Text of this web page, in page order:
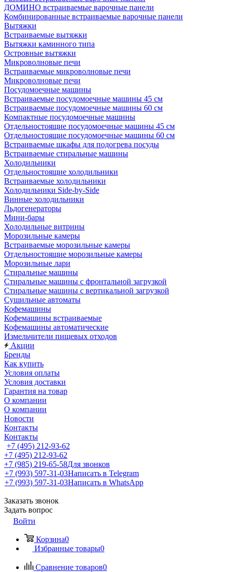
ДОМИНО встраиваемые варочные панели
Комбинированные встраиваемые варочные панели
Вытяжки
Встраиваемые вытяжки
Вытяжки каминного типа
Островные вытяжки
Микроволновые печи
Встраиваемые микроволновые печи
Микроволновые печи
Посудомоечные машины
Встраиваемые посудомоечные машины 45 см
Встраиваемые посудомоечные машины 60 см
Компактные посудомоечные машины
Отдельностоящие посудомоечные машины 45 см
Отдельностоящие посудомоечные машины 60 см
Встраиваемые шкафы для подогрева посуды
Встраиваемые стиральные машины
Холодильники
Отдельностоящие холодильники
Встраиваемые холодильники
Холодильники Side-by-Side
Винные холодильники
Льдогенераторы
Мини-бары
Холодильные витрины
Морозильные камеры
Встраиваемые морозильные камеры
Отдельностоящие морозильные камеры
Морозильные лари
Стиральные машины
Стиральные машины с фронтальной загрузкой
Стиральные машины с вертикальной загрузкой
Сушильные автоматы
Кофемашины
Кофемашины встраиваемые
Кофемашины автоматические
Измельчители пищевых отходов
Акции
Бренды
Как купить
Условия оплаты
Условия доставки
Гарантия на товар
О компании
О компании
Новости
Контакты
Контакты
+7 (495) 212-93-62
+7 (495) 212-93-62
+7 (985) 219-65-58Для звонков
+7 (993) 597-31-03Написать в Telegram
+7 (993) 597-31-03Написать в WhatsApp
Заказать звонок
Задать вопрос
Войти
Корзина0
Избранные товары0
Сравнение товаров0